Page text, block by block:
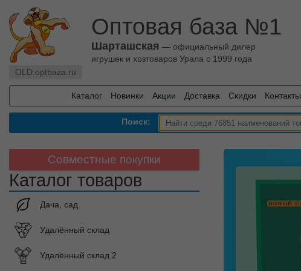
OLD.optbaza.ru
Оптовая база №1
Шарташская — официальный дилер
игрушек и хозтоваров Урала с 1999 года
Каталог Новинки Акции Доставка Скидки Контакты
Поиск:
Совместные покупки
Каталог товаров
Дача, сад
Удалённый склад
Удалённый склад 2